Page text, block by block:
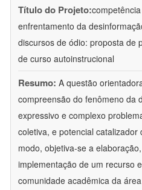
Título do Projeto:
enfrentamento da
discursos de ódio: proposta de
de curso autoinstrucional
Resumo: A questão
compreensão do fenômeno da
expressivo e complexo
coletiva, e potencial
modo, objetiva-se a
implementação de um recurso
comunidade acadêmica da